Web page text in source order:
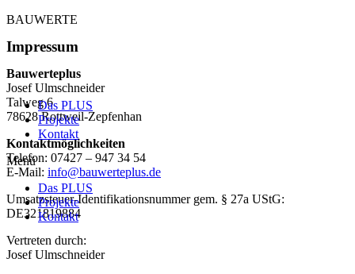
Zum
wechseln
Das PLUS
Projekte
Kontakt
Menü
Das PLUS
Projekte
Kontakt
BAUWERTE
Impressum
Bauwerteplus
Josef Ulmschneider
Talweg 6
78628 Rottweil-Zepfenhan
Kontaktmöglichkeiten
Telefon: 07427 – 947 34 54
E-Mail: info@bauwerteplus.de
Umsatzsteuer-Identifikationsnummer gem. § 27a UStG:
DE321819884
Vertreten durch:
Josef Ulmschneider